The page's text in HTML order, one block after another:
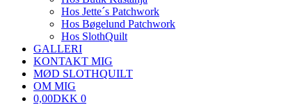
Hos Jette´s Patchwork
Hos Bøgelund Patchwork
Hos SlothQuilt
GALLERI
KONTAKT MIG
MØD SLOTHQUILT
OM MIG
0,00DKK 0